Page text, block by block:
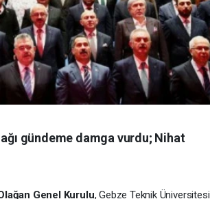
gündeme damga vurdu; Nihat
Genel Kurulu, Gebze Teknik Üniversitesi